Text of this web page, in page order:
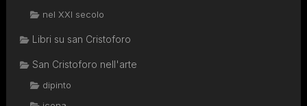
nel XXI secolo
Libri su san Cristoforo
San Cristoforo nell'arte
dipinto